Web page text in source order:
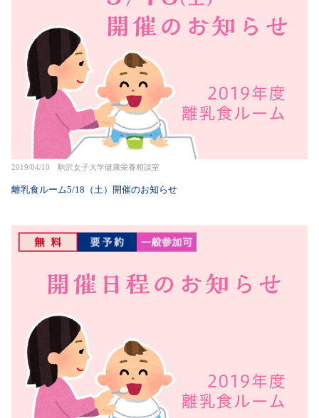
2019/04/10 駒沢女子大学健康栄養相談室
離乳食ルーム5/18（土）開催のお知らせ